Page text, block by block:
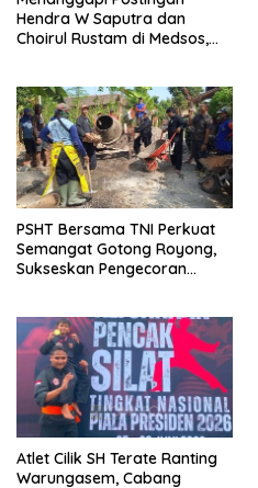
Hendra W Saputra dan
Choirul Rustam di Medsos,
PSHT Bersama TNI Perkuat
Semangat Gotong Royong,
Sukseskan Pengecoran
Atlet Cilik SH Terate Ranting
Warungasem, Cabang